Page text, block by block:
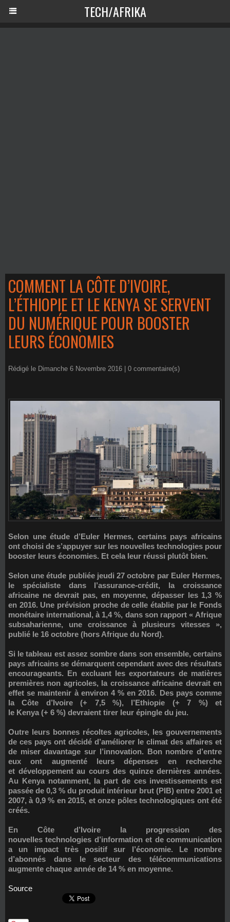
TECH/AFRIKA
COMMENT LA CÔTE D’IVOIRE,
L’ÉTHIOPIE ET LE KENYA SE SERVENT
DU NUMÉRIQUE POUR BOOSTER
LEURS ÉCONOMIES
Rédigé le Dimanche 6 Novembre 2016 | 0 commentaire(s)
Selon une étude d’Euler Hermes, certains pays africains
ont choisi de s’appuyer sur les nouvelles technologies pour
booster leurs économies. Et cela leur réussi plutôt bien.
Selon une étude publiée jeudi 27 octobre par Euler Hermes,
le spécialiste dans l’assurance-crédit, la croissance
africaine ne devrait pas, en moyenne, dépasser les 1,3 %
en 2016. Une prévision proche de celle établie par le Fonds
monétaire international, à 1,4 %, dans son rapport « Afrique
subsaharienne, une croissance à plusieurs vitesses »,
publié le 16 octobre (hors Afrique du Nord).
Si le tableau est assez sombre dans son ensemble, certains
pays africains se démarquent cependant avec des résultats
encourageants. En excluant les exportateurs de matières
premières non agricoles, la croissance africaine devrait en
effet se maintenir à environ 4 % en 2016. Des pays comme
la Côte d’Ivoire (+ 7,5 %), l’Ethiopie (+ 7 %) et
le Kenya (+ 6 %) devraient tirer leur épingle du jeu.
Outre leurs bonnes récoltes agricoles, les gouvernements
de ces pays ont décidé d’améliorer le climat des affaires et
de miser davantage sur l’innovation. Bon nombre d’entre
eux ont augmenté leurs dépenses en recherche
et développement au cours des quinze dernières années.
Au Kenya notamment, la part de ces investissements est
passée de 0,3 % du produit intérieur brut (PIB) entre 2001 et
2007, à 0,9 % en 2015, et onze pôles technologiques ont été
créés.
En Côte d’Ivoire la progression des
nouvelles technologies d’information et de communication
a un impact très positif sur l’économie. Le nombre
d’abonnés dans le secteur des télécommunications
augmente chaque année de 14 % en moyenne.
Source